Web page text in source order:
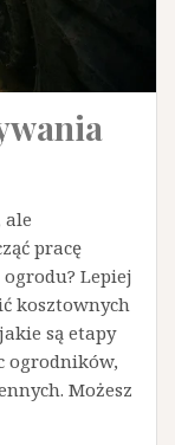
ale
pracę
Lepiej
kosztownych
są etapy
ogrodników,
Możesz